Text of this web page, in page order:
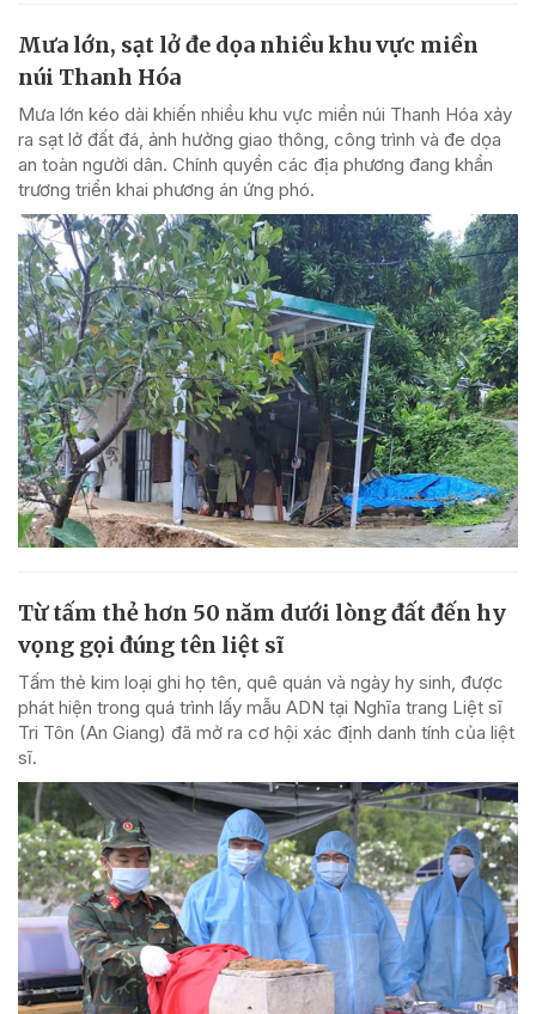
Mưa lớn, sạt lở đe dọa nhiều khu vực miền
núi Thanh Hóa
Mưa lớn kéo dài khiến nhiều khu vực miền núi Thanh Hóa xảy
ra sạt lở đất đá, ảnh hưởng giao thông, công trình và đe dọa
an toàn người dân. Chính quyền các địa phương đang khẩn
trương triển khai phương án ứng phó.
Từ tấm thẻ hơn 50 năm dưới lòng đất đến hy
vọng gọi đúng tên liệt sĩ
Tấm thẻ kim loại ghi họ tên, quê quán và ngày hy sinh, được
phát hiện trong quá trình lấy mẫu ADN tại Nghĩa trang Liệt sĩ
Tri Tôn (An Giang) đã mở ra cơ hội xác định danh tính của liệt
sĩ.